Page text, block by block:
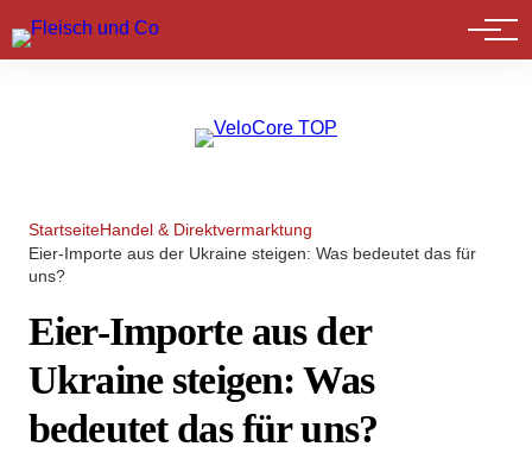
Marktführer
StartseiteHandel & Direktvermarktung
Eier-Importe aus der Ukraine steigen: Was bedeutet das für
uns?
Eier-Importe aus der
Ukraine steigen: Was
bedeutet das für uns?